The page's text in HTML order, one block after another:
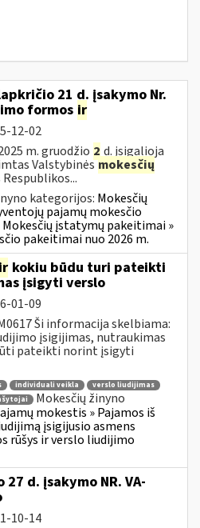
21 d. įsakymo Nr.
formos ir
12-02
m. gruodžio 2 d. įsigalioja
Valstybinėsmokesčių
kategorijos: Mokesčių
pajamų mokesčio
Mokesčių įstatymų pakeitimai »
pakeitimai nuo 2026 m.
ir kokiu būdu turi pateikti
įsigyti verslo
01-09
Ši informacija skelbiama:
įsigijimas, nutraukimas
pateikti norint įsigyti
individuali veikla
verslo liudijimas
Mokesčių žinyno
mokestis » Pajamos iš
įsigijusio asmens
rūšys ir verslo liudijimo
d. įsakymo NR. VA-
10-14